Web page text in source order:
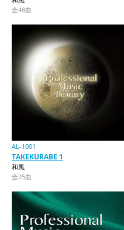
全48曲
AL-1001
TAKEKURABE 1
和風
全25曲